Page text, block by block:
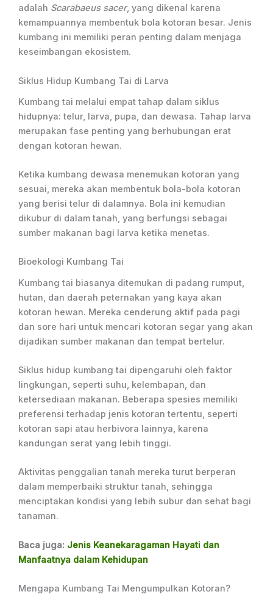
adalah Scarabaeus sacer, yang dikenal karena
kemampuannya membentuk bola kotoran besar. Jenis
kumbang ini memiliki peran penting dalam menjaga
keseimbangan ekosistem.
Siklus Hidup Kumbang Tai di Larva
Kumbang tai melalui empat tahap dalam siklus
hidupnya: telur, larva, pupa, dan dewasa. Tahap larva
merupakan fase penting yang berhubungan erat
dengan kotoran hewan.
Ketika kumbang dewasa menemukan kotoran yang
sesuai, mereka akan membentuk bola-bola kotoran
yang berisi telur di dalamnya. Bola ini kemudian
dikubur di dalam tanah, yang berfungsi sebagai
sumber makanan bagi larva ketika menetas.
Bioekologi Kumbang Tai
Kumbang tai biasanya ditemukan di padang rumput,
hutan, dan daerah peternakan yang kaya akan
kotoran hewan. Mereka cenderung aktif pada pagi
dan sore hari untuk mencari kotoran segar yang akan
dijadikan sumber makanan dan tempat bertelur.
Siklus hidup kumbang tai dipengaruhi oleh faktor
lingkungan, seperti suhu, kelembapan, dan
ketersediaan makanan. Beberapa spesies memiliki
preferensi terhadap jenis kotoran tertentu, seperti
kotoran sapi atau herbivora lainnya, karena
kandungan serat yang lebih tinggi.
Aktivitas penggalian tanah mereka turut berperan
dalam memperbaiki struktur tanah, sehingga
menciptakan kondisi yang lebih subur dan sehat bagi
tanaman.
Baca juga: Jenis Keanekaragaman Hayati dan
Manfaatnya dalam Kehidupan
Mengapa Kumbang Tai Mengumpulkan Kotoran?